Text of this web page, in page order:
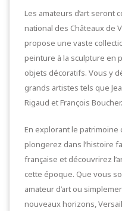
Les amateurs d’art seront
national des Châteaux de
propose une vaste
peinture à la sculpture en
objets décoratifs. Vous y
grands artistes tels que
Rigaud et François Boucher.
En explorant le patrimoine
plongerez dans l’histoire
française et découvrirez
cette époque. Que vous
amateur d’art ou
nouveaux horizons,